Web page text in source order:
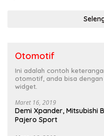
Otomotif
Ini adalah contoh
otomotif, anda bisa dengan
widget.
Maret 16, 2019
Demi Xpander, Mitsubishi
Pajero Sport